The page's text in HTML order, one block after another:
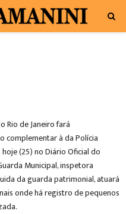
Rio de Janeiro fará
complementar à da Polícia
(25) no Diário Oficial do
Municipal, inspetora
da guarda patrimonial, atuará
onde há registro de pequenos